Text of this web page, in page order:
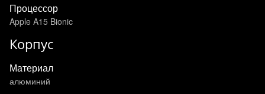
Процессор
Apple A15 Bionic
Корпус
Материал
алюминий